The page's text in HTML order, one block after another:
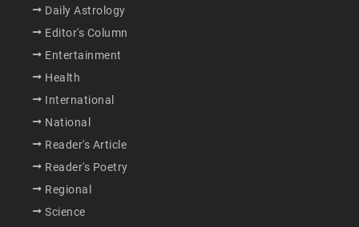
Daily Astrology
Editor's Column
Entertainment
Health
International
National
Reader's Article
Reader's Poetry
Regional
Science